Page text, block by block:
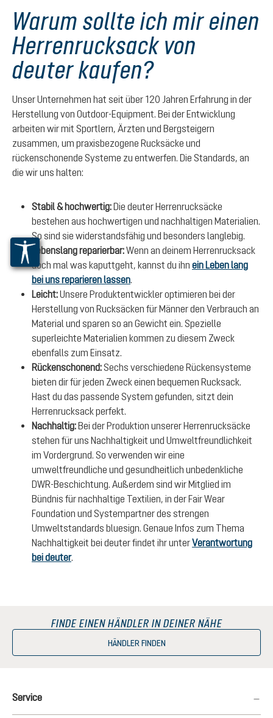
Warum sollte ich mir einen
Herrenrucksack von
deuter kaufen?
Unser Unternehmen hat seit über 120 Jahren Erfahrung in der
Herstellung von Outdoor-Equipment. Bei der Entwicklung
arbeiten wir mit Sportlern, Ärzten und Bergsteigern
zusammen, um praxisbezogene Rucksäcke und
rückenschonende Systeme zu entwerfen. Die Standards, an
die wir uns halten:
Stabil & hochwertig:Die deuter Herrenrucksäcke
bestehen aus hochwertigen und nachhaltigen Materialien.
So sind sie widerstandsfähig und besonders langlebig.
Lebenslang reparierbar:Wenn an deinem Herrenrucksack
doch mal was kaputtgeht, kannst du ihn ein Leben lang
bei uns reparieren lassen.
Leicht:Unsere Produktentwickler optimieren bei der
Herstellung von Rucksäcken für Männer den Verbrauch an
Material und sparen so an Gewicht ein. Spezielle
superleichte Materialien kommen zu diesem Zweck
ebenfalls zum Einsatz.
Rückenschonend:Sechs verschiedene Rückensysteme
bieten dir für jeden Zweck einen bequemen Rucksack.
Hast du das passende System gefunden, sitzt dein
Herrenrucksack perfekt.
Nachhaltig:Bei der Produktion unserer Herrenrucksäcke
stehen für uns Nachhaltigkeit und Umweltfreundlichkeit
im Vordergrund. So verwenden wir eine
umweltfreundliche und gesundheitlich unbedenkliche
DWR-Beschichtung. Außerdem sind wir Mitglied im
Bündnis für nachhaltige Textilien, in der Fair Wear
Foundation und Systempartner des strengen
Umweltstandards bluesign. Genaue Infos zum Thema
Nachhaltigkeit bei deuter findet ihr unterVerantwortung
bei deuter.
FINDE EINEN HÄNDLER IN DEINER NÄHE
HÄNDLER FINDEN
Service